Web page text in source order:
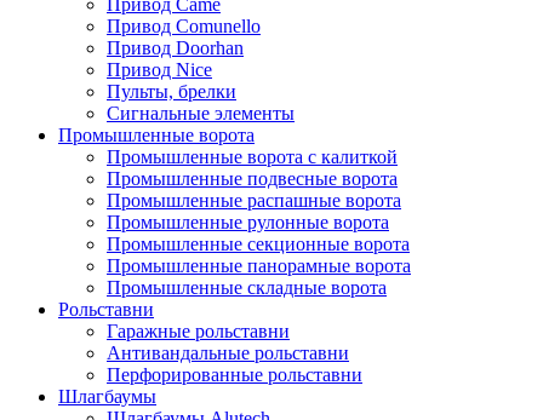
Привод Comunello
Привод Doorhan
Привод Nice
Пульты, брелки
Сигнальные элементы
Промышленные ворота
Промышленные ворота с калиткой
Промышленные подвесные ворота
Промышленные распашные ворота
Промышленные рулонные ворота
Промышленные секционные ворота
Промышленные панорамные ворота
Промышленные складные ворота
Рольставни
Гаражные рольставни
Антивандальные рольставни
Перфорированные рольставни
Шлагбаумы